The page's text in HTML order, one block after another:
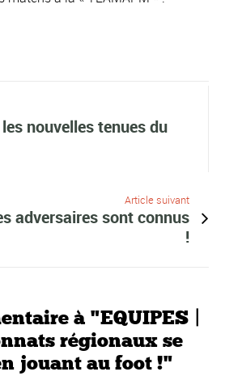
nouvelles tenues du
Article suivant
adversaires sont connus
!
à "EQUIPES |
régionaux se
jouant au foot !"